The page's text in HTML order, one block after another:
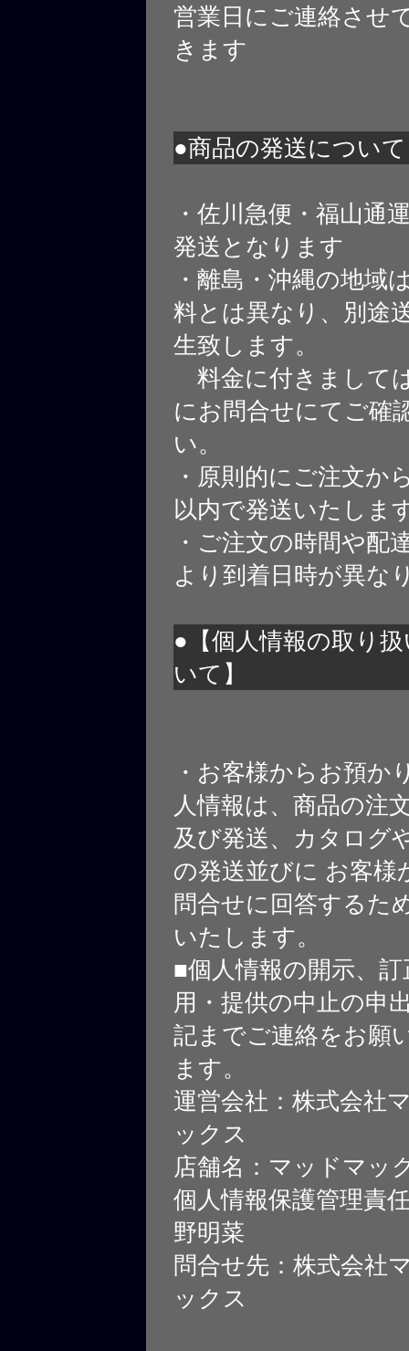
営業日にご連絡させ
きます
●商品の発送について
・佐川急便・福山通
発送となります
・離島・沖縄の地域
料とは異なり、別途
生致します。
料金に付きまして
にお問合せにてご確
い。
・原則的にご注文か
以内で発送いたしま
・ご注文の時間や配
より到着日時が異な
●【個人情報の取り
いて】
・お客様からお預か
人情報は、商品の注
及び発送、カタログ
の発送並びに お客様
問合せに回答するた
いたします。
■個人情報の開示、
用・提供の中止の申
記までご連絡をお願
ます。
運営会社：株式会社
ックス
店舗名：マッドマッ
個人情報保護管理責
野明菜
問合せ先：株式会社
ックス